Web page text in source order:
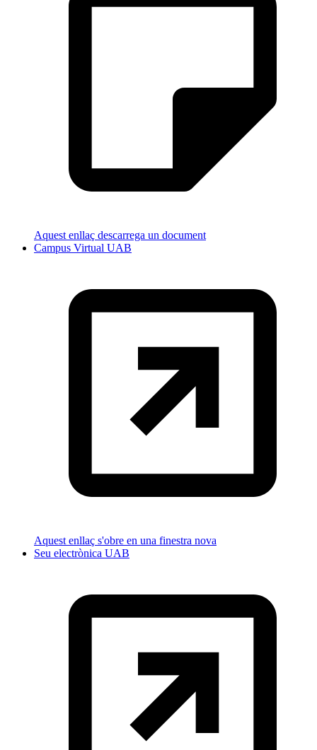
Aquest enllaç descarrega un document
Campus Virtual UAB
Aquest enllaç s'obre en una finestra nova
Seu electrònica UAB